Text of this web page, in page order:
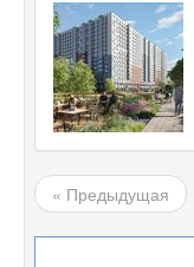
« Предыдущая